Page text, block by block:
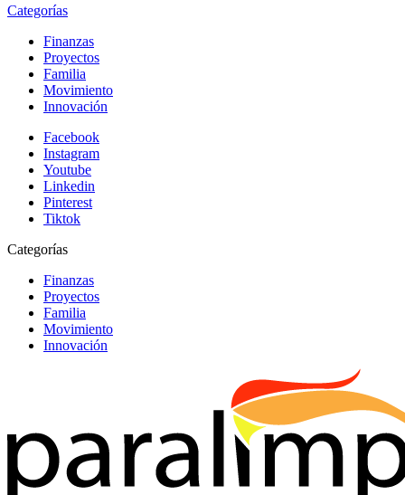
Categorías
Finanzas
Proyectos
Familia
Movimiento
Innovación
Facebook
Instagram
Youtube
Linkedin
Pinterest
Tiktok
Categorías
Finanzas
Proyectos
Familia
Movimiento
Innovación